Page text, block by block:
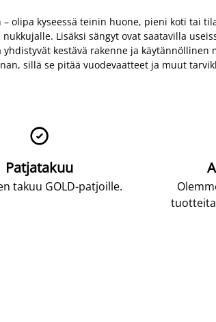
olipa kyseessä teinin huone, pieni koti tai
Lisäksi sängyt ovat saatavilla
kestävä rakenne ja käytännöllinen
sillä se pitää vuodevaatteet ja muut

Patjatakuu
takuu GOLD-patjoille.